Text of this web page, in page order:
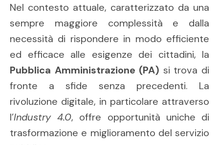
Nel contesto attuale, caratterizzato da una
sempre maggiore complessità e dalla
necessità di rispondere in modo efficiente
ed efficace alle esigenze dei cittadini, la
Pubblica Amministrazione (PA) si trova di
fronte a sfide senza precedenti. La
rivoluzione digitale, in particolare attraverso
l’Industry 4.0, offre opportunità uniche di
trasformazione e miglioramento del servizio